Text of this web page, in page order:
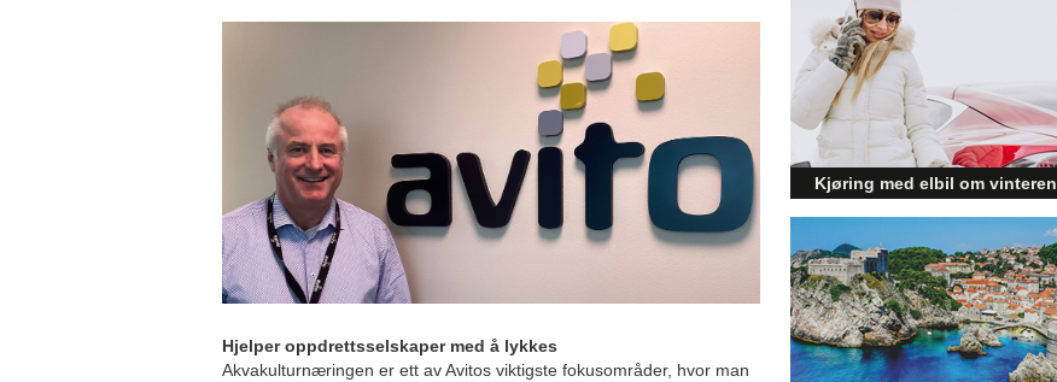
Hjelper oppdrettsselskaper med å lykkes
Akvakulturnæringen er ett av Avitos viktigste fokusområder, hvor man
Den norske økonomien har vist
jevn vekst de siste tre kvartalene,
noe som skaper optimisme på
tvers av ulike sektorer.
Byggebransjen er spesielt godt
posisjonert til å dra nytte av denne
økonomiske oppgangen.
Kjøring med elbil om vinteren
– hvordan få bedre
rekkevidde?
Elbiler (EV) representerer
fremtiden for transport, men deres
effektivitet under utfordrende
vinterforhold kan være en
utfordring.